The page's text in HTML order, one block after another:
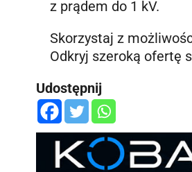
z prądem do 1 kV.
Skorzystaj z
Odkryj szeroką ofertę
Udostępnij